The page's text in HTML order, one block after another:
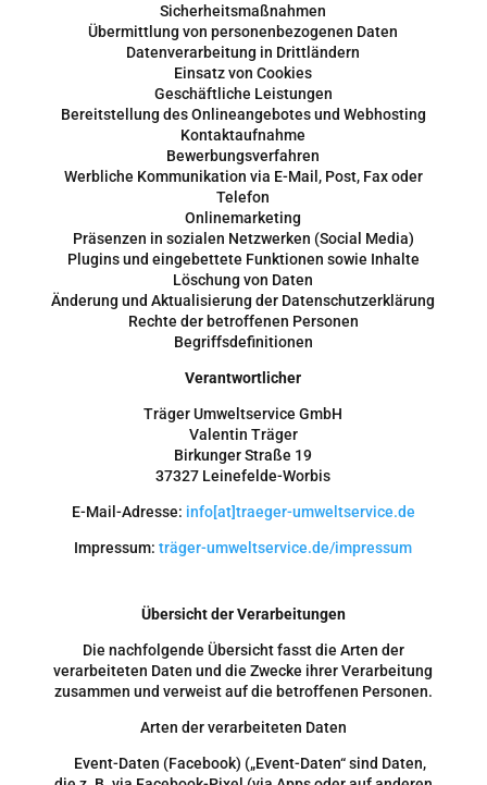
Sicherheitsmaßnahmen
Übermittlung von personenbezogenen Daten
Datenverarbeitung in Drittländern
Einsatz von Cookies
Geschäftliche Leistungen
Bereitstellung des Onlineangebotes und Webhosting
Kontaktaufnahme
Bewerbungsverfahren
Werbliche Kommunikation via E-Mail, Post, Fax oder
Telefon
Onlinemarketing
Präsenzen in sozialen Netzwerken (Social Media)
Plugins und eingebettete Funktionen sowie Inhalte
Löschung von Daten
Änderung und Aktualisierung der Datenschutzerklärung
Rechte der betroffenen Personen
Begriffsdefinitionen
Verantwortlicher
Träger Umweltservice GmbH
Valentin Träger
Birkunger Straße 19
37327 Leinefelde-Worbis
E-Mail-Adresse: info[at]traeger-umweltservice.de
Impressum:träger-umweltservice.de/impressum
Übersicht der Verarbeitungen
Die nachfolgende Übersicht fasst die Arten der
verarbeiteten Daten und die Zwecke ihrer Verarbeitung
zusammen und verweist auf die betroffenen Personen.
Arten der verarbeiteten Daten
Event-Daten (Facebook) („Event-Daten“ sind Daten,